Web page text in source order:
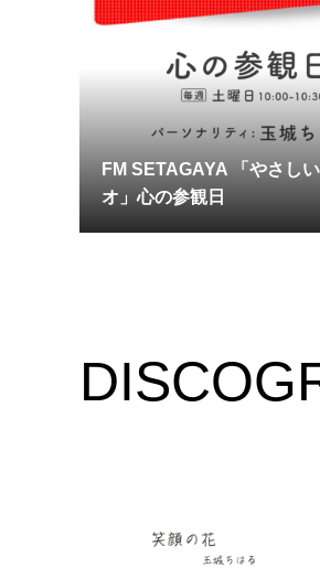
FM SETAGAYA 「やさし
オ」心の参観日